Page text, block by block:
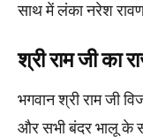
साथ में लंका नरेश
श्री राम जी का
भगवान श्री राम जी
और सभी बंदर भालू के